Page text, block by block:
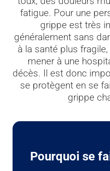
fatigue. Pour une
grippe est très
généralement sans
à la santé plus
mener à une
décès. Il est donc
se protègent en se
grippe
Pourquoi se